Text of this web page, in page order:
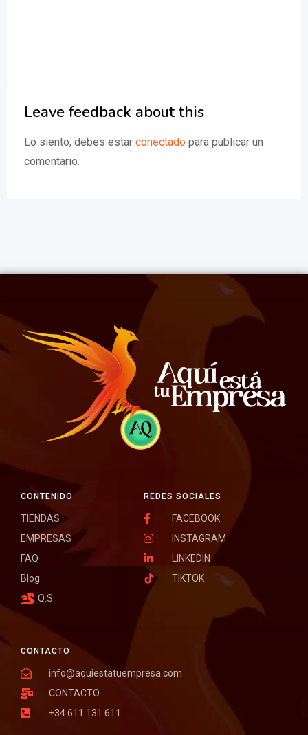
Leave feedback about this
Lo siento, debes estar conectado para publicar un
comentario.
CONTACTO
info@aquiestatuempresa.com
CONTACTO
+34 611 131 611
REDES SOCIALES
FACEBOOK
INSTAGRAM
LINKEDIN
TIKTOK
CONTENIDO
TIENDAS
EMPRESAS
FAQ
Blog
Q.S